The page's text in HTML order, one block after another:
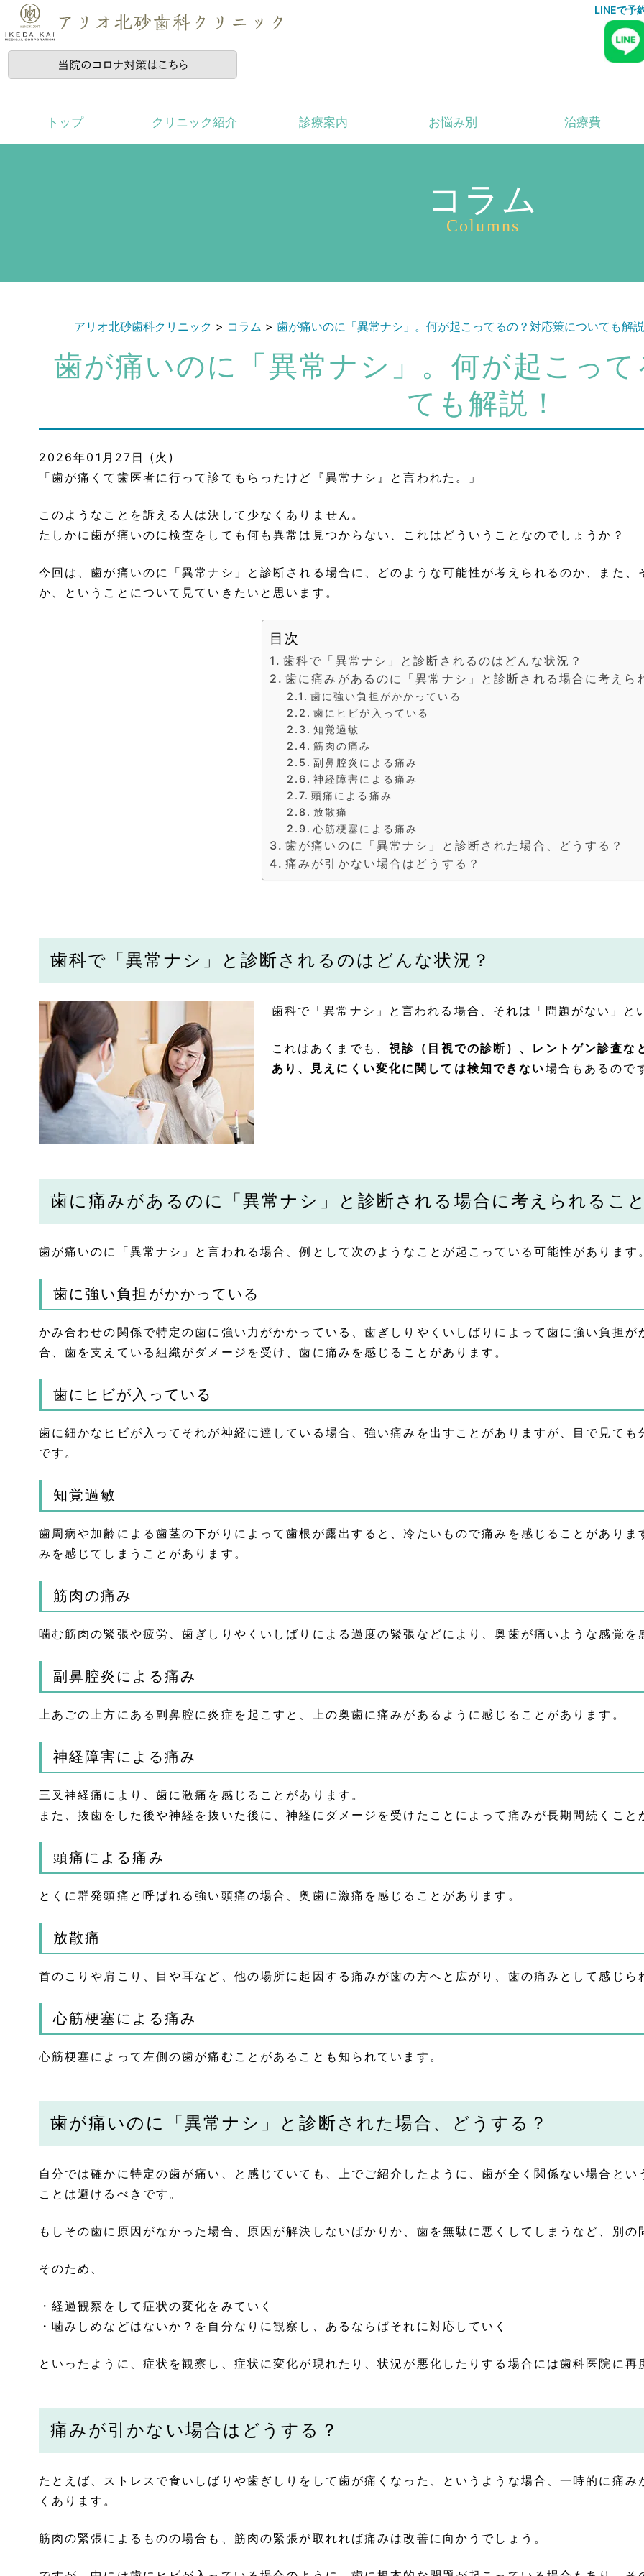
LINEで予
トップ クリニック紹介 診療案内 お悩み別 治療費
コラム
Columns
アリオ北砂歯科クリニック > コラム >歯が痛いのに「異常ナシ」。何が起こってるの？対応策についても解
歯が痛いのに「異常ナシ」。何が起こっ
ても解説！
2026年01月27日 (火)
「歯が痛くて歯医者に行って診てもらったけど『異常ナシ』と言われた。」
このようなことを訴える人は決して少なくありません。
たしかに歯が痛いのに検査をしても何も異常は見つからない、これはどういうことなのでしょうか？
今回は、歯が痛いのに「異常ナシ」と診断される場合に、どのような可能性が考えられるのか、また
か、ということについて見ていきたいと思います。
目次
歯科で「異常ナシ」と診断されるのはどんな状況？
歯に痛みがあるのに「異常ナシ」と診断される場合に考えら
歯に強い負担がかかっている
歯にヒビが入っている
知覚過敏
筋肉の痛み
副鼻腔炎による痛み
神経障害による痛み
頭痛による痛み
放散痛
心筋梗塞による痛み
歯が痛いのに「異常ナシ」と診断された場合、どうする？
痛みが引かない場合はどうする？
歯科で「異常ナシ」と診断されるのはどんな状況？
歯科で「異常ナシ」と言われる場合、それは「問題がない」
これはあくまでも、 視診（目視での診断）、レントゲン診査
あり、見えにくい変化に関しては検知できない場合もあるので
歯に痛みがあるのに「異常ナシ」と診断される場合に考えられるこ
歯が痛いのに「異常ナシ」と言われる場合、例として次のようなことが起こっている可能性があります
歯に強い負担がかかっている
かみ合わせの関係で特定の歯に強い力がかかっている、歯ぎしりやくいしばりによって歯に強い負担
合、歯を支えている組織がダメージを受け、歯に痛みを感じることがあります。
歯にヒビが入っている
歯に細かなヒビが入ってそれが神経に達している場合、強い痛みを出すことがありますが、目で見て
です。
知覚過敏
歯周病や加齢による歯茎の下がりによって歯根が露出すると、冷たいもので痛みを感じることがあり
みを感じてしまうことがあります。
筋肉の痛み
噛む筋肉の緊張や疲労、歯ぎしりやくいしばりによる過度の緊張などにより、奥歯が痛いような感覚を
副鼻腔炎による痛み
上あごの上方にある副鼻腔に炎症を起こすと、上の奥歯に痛みがあるように感じることがあります。
神経障害による痛み
三叉神経痛により、歯に激痛を感じることがあります。
また、抜歯をした後や神経を抜いた後に、神経にダメージを受けたことによって痛みが長期間続くこと
頭痛による痛み
とくに群発頭痛と呼ばれる強い頭痛の場合、奥歯に激痛を感じることがあります。
放散痛
首のこりや肩こり、目や耳など、他の場所に起因する痛みが歯の方へと広がり、歯の痛みとして感じら
心筋梗塞による痛み
心筋梗塞によって左側の歯が痛むことがあることも知られています。
歯が痛いのに「異常ナシ」と診断された場合、どうする？
自分では確かに特定の歯が痛い、と感じていても、上でご紹介したように、歯が全く関係ない場合と
ことは避けるべきです。
もしその歯に原因がなかった場合、原因が解決しないばかりか、歯を無駄に悪くしてしまうなど、別
そのため、
・経過観察をして症状の変化をみていく
・噛みしめなどはないか？を自分なりに観察し、あるならばそれに対応していく
といったように、症状を観察し、症状に変化が現れたり、状況が悪化したりする場合には歯科医院に
痛みが引かない場合はどうする？
たとえば、ストレスで食いしばりや歯ぎしりをして歯が痛くなった、というような場合、一時的に痛
くあります。
筋肉の緊張によるものの場合も、筋肉の緊張が取れれば痛みは改善に向かうでしょう。